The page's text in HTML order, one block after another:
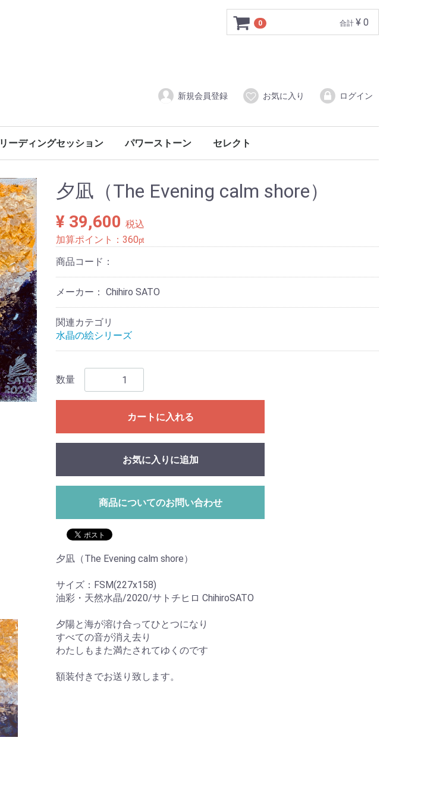
0 合計 ¥ 0
新規会員登録 お気に入り ログイン
リーディングセッション パワーストーン セレクト
夕凪（The Evening calm shore）
¥ 39,600 税込
加算ポイント： 360pt
商品コード：
メーカー： Chihiro SATO
関連カテゴリ
水晶の絵シリーズ
数量
カートに入れる
お気に入りに追加
商品についてのお問い合わせ
夕凪（The Evening calm shore）
サイズ：FSM(227x158)
油彩・天然水晶/2020/サトチヒロ ChihiroSATO
夕陽と海が溶け合ってひとつになり
すべての音が消え去り
わたしもまた満たされてゆくのです
額装付きでお送り致します。